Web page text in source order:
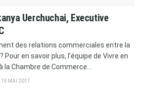
Uerchuchai, Executive
des relations commerciales entre la
Pour en savoir plus, l’équipe de Vivre en
Chambre de Commerce...
15 MAI 2017